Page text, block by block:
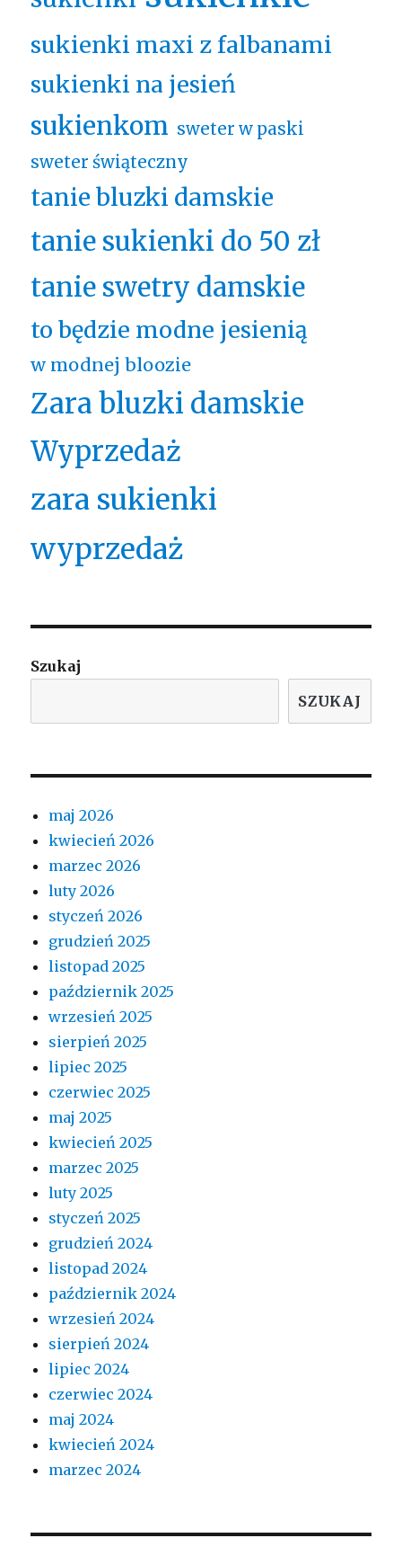
sukienki maxi z falbanami
sukienki na jesień
sukienkom sweter w paski
sweter świąteczny
tanie bluzki damskie
tanie sukienki do 50 zł
tanie swetry damskie
to będzie modne jesienią
w modnej bloozie
Zara bluzki damskie
Wyprzedaż
zara sukienki
wyprzedaż
Szukaj
SZUKAJ
maj 2026
kwiecień 2026
marzec 2026
luty 2026
styczeń 2026
grudzień 2025
listopad 2025
październik 2025
wrzesień 2025
sierpień 2025
lipiec 2025
czerwiec 2025
maj 2025
kwiecień 2025
marzec 2025
luty 2025
styczeń 2025
grudzień 2024
listopad 2024
październik 2024
wrzesień 2024
sierpień 2024
lipiec 2024
czerwiec 2024
maj 2024
kwiecień 2024
marzec 2024